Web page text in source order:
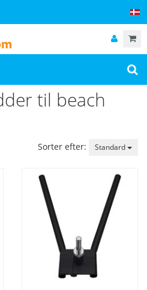
til beach
Sorter efter: Standard